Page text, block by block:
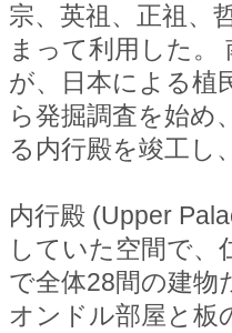
宗、英祖、正祖、
まって利用した。
が、日本による植
ら発掘調査を始め
る内行殿を竣工し
内行殿 (Upper
していた空間で、
で全体28間の建物
オンドル部屋と板